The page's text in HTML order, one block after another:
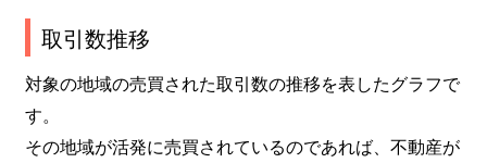
取引数推移
対象の地域の売買された取引数の推移を表したグラフで
す。
その地域が活発に売買されているのであれば、不動産が